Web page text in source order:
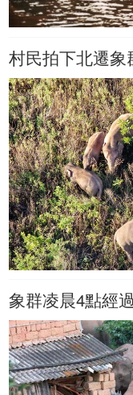
村民拍下北遷
象群凌晨4點經